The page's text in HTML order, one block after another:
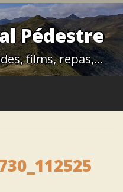
Pédestre
films, repas,…